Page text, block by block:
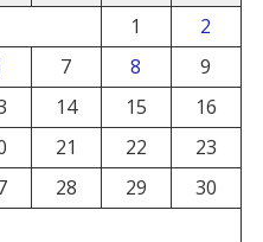
1
2
7 8
9
14 15
16
21 22
23
28 29
30